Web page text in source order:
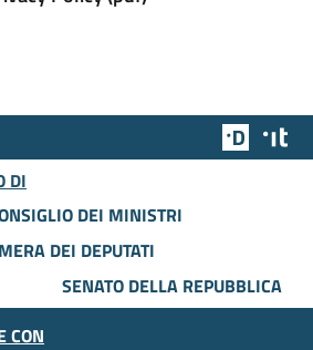
Team
DI
DEI MINISTRI
DEI DEPUTATI
SENATO DELLA REPUBBLICA
CON